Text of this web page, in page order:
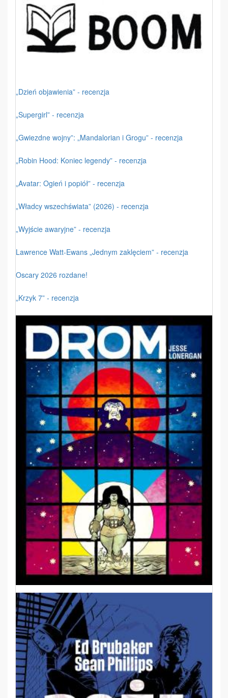
„Dzień objawienia” - recenzja
„Supergirl” - recenzja
„Gwiezdne wojny”: „Mandalorian i Grogu” - recenzja
„Robin Hood: Koniec legendy” - recenzja
„Avatar: Ogień i popiół” - recenzja
„Władcy wszechświata” (2026) - recenzja
„Wyjście awaryjne” - recenzja
Lawrence Watt-Ewans „Jednym zaklęciem” - recenzja
Oscary 2026 rozdane!
„Krzyk 7” - recenzja